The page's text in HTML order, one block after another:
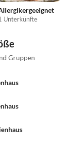
Unterkünfte
Gruppen